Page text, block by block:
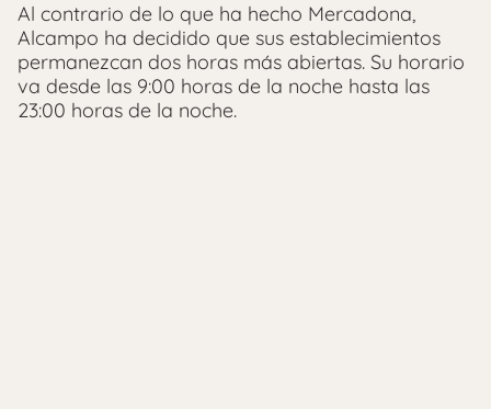
Al contrario de lo que ha hecho Mercadona,
Alcampo ha decidido que sus establecimientos
permanezcan dos horas más abiertas. Su horario
va desde las 9:00 horas de la noche hasta las
23:00 horas de la noche.